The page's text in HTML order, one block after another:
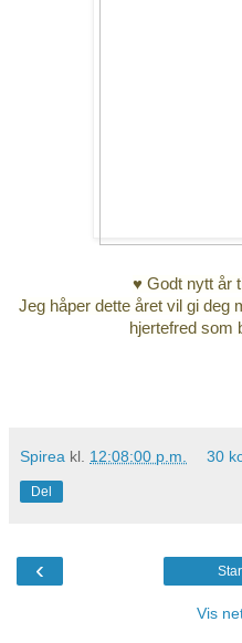
♥ Godt nytt år
Jeg håper dette året vil gi deg
hjertefred som
Spirea kl. 12:08:00 p.m. 30
Del
‹
Vis